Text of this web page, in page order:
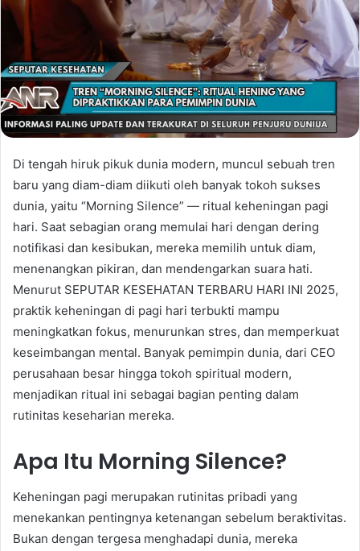
Di tengah hiruk pikuk dunia modern, muncul sebuah tren
baru yang diam-diam diikuti oleh banyak tokoh sukses
dunia, yaitu “Morning Silence” — ritual keheningan pagi
hari. Saat sebagian orang memulai hari dengan dering
notifikasi dan kesibukan, mereka memilih untuk diam,
menenangkan pikiran, dan mendengarkan suara hati.
Menurut SEPUTAR KESEHATAN TERBARU HARI INI 2025,
praktik keheningan di pagi hari terbukti mampu
meningkatkan fokus, menurunkan stres, dan memperkuat
keseimbangan mental. Banyak pemimpin dunia, dari CEO
perusahaan besar hingga tokoh spiritual modern,
menjadikan ritual ini sebagai bagian penting dalam
rutinitas keseharian mereka.
Apa Itu Morning Silence?
Keheningan pagi merupakan rutinitas pribadi yang
menekankan pentingnya ketenangan sebelum beraktivitas.
Bukan dengan tergesa menghadapi dunia, mereka